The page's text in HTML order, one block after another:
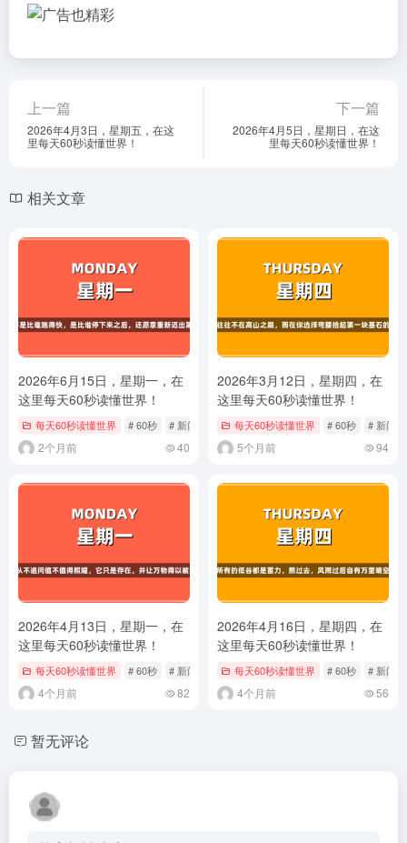
上一篇
2026年4月3日，星期五，在这
里每天60秒读懂世界！
下一篇
2026年4月5日，星期日，在这
里每天60秒读懂世界！
相关文章
2026年6月15日，星期一，在
这里每天60秒读懂世界！
每天60秒读懂世界 # 60秒 # 新闻 # 每日快报
2个月前 40
2026年3月12日，星期四，在
这里每天60秒读懂世界！
每天60秒读懂世界 # 60秒 # 新闻
5个月前 94
2026年4月13日，星期一，在
这里每天60秒读懂世界！
每天60秒读懂世界 # 60秒 # 新闻 # 每日快报
4个月前 82
2026年4月16日，星期四，在
这里每天60秒读懂世界！
每天60秒读懂世界 # 60秒 # 新闻
4个月前 56
暂无评论